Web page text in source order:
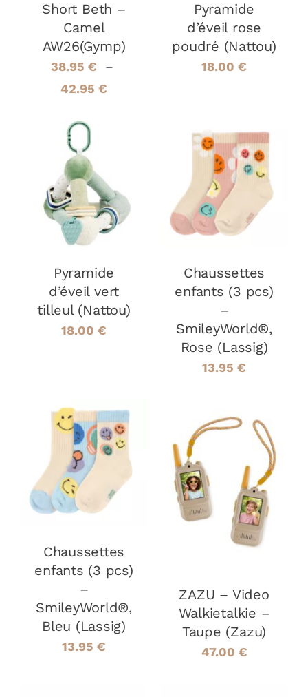
OPTIONS
PEUVENT
ÊTRE
CHOISIES
SUR
PAGE
Short Beth –
Camel
AW26(Gymp)
38.95 €
–
42.95 €
42.95 €
Pyramide
d’éveil rose
poudré (Nattou)
18.00 €
AJOUTER AU
PANIER
/
DÉTAILS
Pyramide
d’éveil vert
tilleul (Nattou)
18.00 €
CHOIX DES
OPTIONS
PRODUIT
PLUSIEURS
OPTIONS
PEUVENT
ÊTRE
SUR
LA
PAGE
DU
DÉTAILS
Chaussettes
enfants (3 pcs)
–
SmileyWorld®,
Rose (Lassig)
13.95 €
CHOIX DES
OPTIONS
PRODUIT
PLUSIEURS
OPTIONS
PEUVENT
ÊTRE
SUR
LA
PAGE
DU
DÉTAILS
Chaussettes
enfants (3 pcs)
–
SmileyWorld®,
Bleu (Lassig)
13.95 €
AJOUTER AU
PANIER
/
DÉTAILS
ZAZU – Video
Walkietalkie –
Taupe (Zazu)
47.00 €